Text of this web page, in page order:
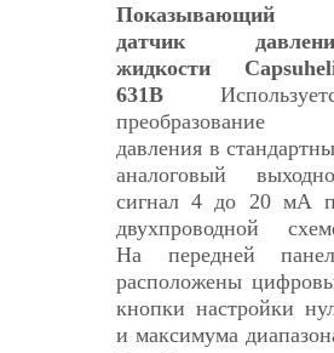
Показывающий
датчик
жидкости
631B
преобразование
давления в
аналоговый
сигнал 4 до 20 мА
двухпроводной
На передней
расположены
кнопки настройки
и максимума